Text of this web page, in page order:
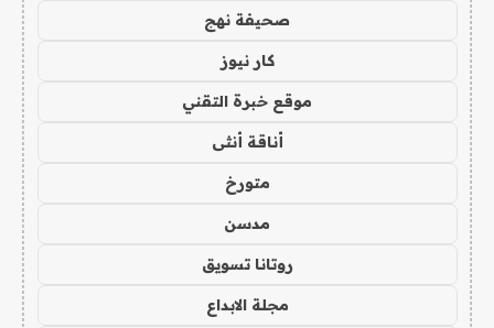
صحيفة نهج
كار نيوز
موقع خبرة التقني
أناقة أنثى
متورخ
مدسن
روتانا تسويق
مجلة الابداع